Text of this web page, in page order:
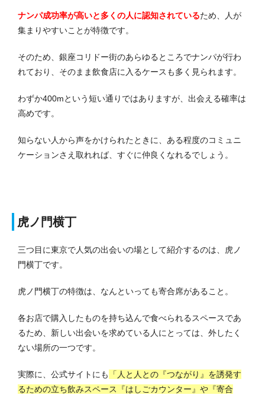
ナンパ成功率が高いと多くの人に認知されているため、人が
集まりやすいことが特徴です。
そのため、銀座コリドー街のあらゆるところでナンパが行わ
れており、そのまま飲食店に入るケースも多く見られます。
わずか400mという短い通りではありますが、出会える確率は
高めです。
知らない人から声をかけられたときに、ある程度のコミュニ
ケーションさえ取れれば、すぐに仲良くなれるでしょう。
虎ノ門横丁
三つ目に東京で人気の出会いの場として紹介するのは、虎ノ
門横丁です。
虎ノ門横丁の特徴は、なんといっても寄合席があること。
各お店で購入したものを持ち込んで食べられるスペースであ
るため、新しい出会いを求めている人にとっては、外したく
ない場所の一つです。
実際に、公式サイトにも
「人と人との『つながり』を誘発す
るための立ち飲みスペース『はしごカウンター』や『寄合